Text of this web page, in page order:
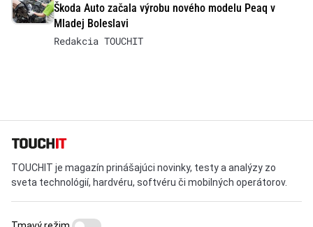
Škoda Auto začala výrobu nového modelu Peaq v
Mladej Boleslavi
Redakcia TOUCHIT
TOUCHIT je magazín prinášajúci novinky, testy a analýzy zo
sveta technológií, hardvéru, softvéru či mobilných operátorov.